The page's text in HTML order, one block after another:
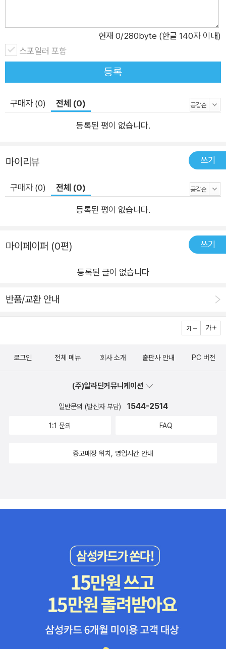
됨으로써 시력의 한계를 뛰어넘을 수 있다. 우리 청소년에게는 지
금 이런 미래의 눈이 필요하다. 김지은(문학평론가) 미지수로 남
아 있던 너 내가 반드시 구해야만 하는 χ 눈이 쏟아지는 어느 겨
울, 열일곱을 앞둔 유리의 오른쪽 눈에 환영 같은 눈송이 결정 하
눈송이의 정체를 의아해하던 유리는 덮어 두었던 궁금증 하나를
는 미뤄 왔던 물음의 답을 찾기로 결심한다. 검색 끝에 오 년 전
을 떠난 이는 열여덟 살 ‘이영준’이며, 그에 더해 ‘하늘로 보내는
편지’ 사이트로 몇 년 동안 영준에게 편지를 보내는 ‘시온’이 있다
읽으며 영준이 어떤 사람인지 점점 알게 되는 유리. 시온의 편지
는 떠난 영준을 기억하는 문장으로 가득하다. 유리는 영준이 좋아
리를 잔뜩 만들어 두고, 하천을 바라보며 시온의 편지를 낭독하기
도 한다. 오 년 전부터 이루어졌어야 하는 기억의 행위를 유리는
하지만 나 말고 단 한 명이라도 좋으니, 하천에 부는 바람이라도
좋으니, 무언가 시온의 마음을 알아줬으면 좋겠다고 생각했다.
생을 향한 죄책감, 예전과 다른 삶을 사는 부모님을 보며 느끼는
반감 등 얽히고설킨 감정을 꾹 눌러 왔다. 부정적인 감정을 터뜨
리기에 자신은 이식이라는 행운을 얻은 ‘수혜자’였기 때문이다.
알게 되며 얻은 깨달음은 외면하지 않기로 한다. 바로 스스로에게
나누게 된 유리와 시온은 이영준의 눈으로 그의 고향을 보고 싶은
난기류에 휩쓸린 것처럼 흔들린다. 이 모든 일은 갑작스레 찾아온
속의 구체는 내 안을 유유히 떠다닌다. 영원히 그럴 것처럼. (……)
참을 수 없었다. 허기가, 호기심이, 실패가. (163-4면) 이제 감아
왔던 눈을 뜨고 내 안의 눈부심을 바라볼 시간 『스파클』은 작은
여행 이야기지만, 동시에 한 사람의 삶이 생동하기 시작하는 거대
현재 0/280byte (한글 140자 이내)
스포일러 포함
등록
구매자 (0) 전체 (0)
등록된 평이 없습니다.
마이리뷰 쓰기
구매자 (0) 전체 (0)
등록된 평이 없습니다.
마이페이퍼 (0편) 쓰기
등록된 글이 없습니다
반품/교환 안내
로그인 전체 메뉴 회사 소개 출판사 안내 PC 버전
(주)알라딘커뮤니케이션
일반문의 (발신자 부담) 1544-2514
1:1 문의 FAQ
중고매장 위치, 영업시간 안내